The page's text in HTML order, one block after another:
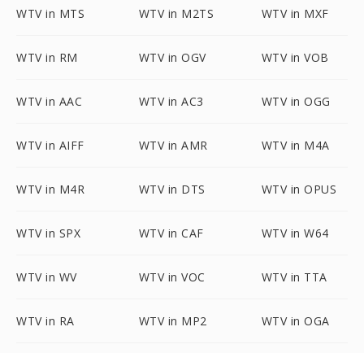
WTV in MTS WTV in M2TS WTV in MXF
WTV in RM WTV in OGV WTV in VOB
WTV in AAC WTV in AC3 WTV in OGG
WTV in AIFF WTV in AMR WTV in M4A
WTV in M4R WTV in DTS WTV in OPUS
WTV in SPX WTV in CAF WTV in W64
WTV in WV WTV in VOC WTV in TTA
WTV in RA WTV in MP2 WTV in OGA